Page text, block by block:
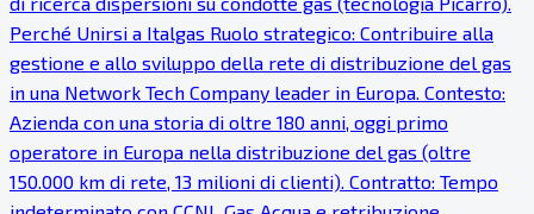
Perché Unirsi a Italgas Ruolo strategico: Contribuire alla
gestione e allo sviluppo della rete di distribuzione del gas
in una Network Tech Company leader in Europa. Contesto:
Azienda con una storia di oltre 180 anni, oggi primo
operatore in Europa nella distribuzione del gas (oltre
150.000 km di rete, 13 milioni di clienti). Contratto: Tempo